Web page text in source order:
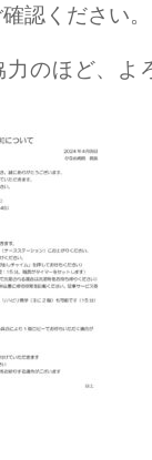
認ください。
力のほど、よ